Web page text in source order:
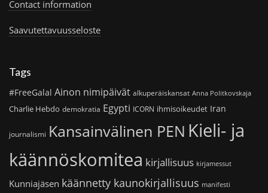
Contact information
Saavutettavuusseloste
Tags
#FreeGalal Ainon nimipäivät alkuperäiskansat Anna Politkovskaja
Charlie Hebdo demokratia Egypti ICORN ihmisoikeudet Iran
journalismi Kansainvälinen PEN Kieli- ja
käännöskomitea kirjallisuus kirjamessut
Kunniajäsen käännetty kaunokirjallisuus manifesti